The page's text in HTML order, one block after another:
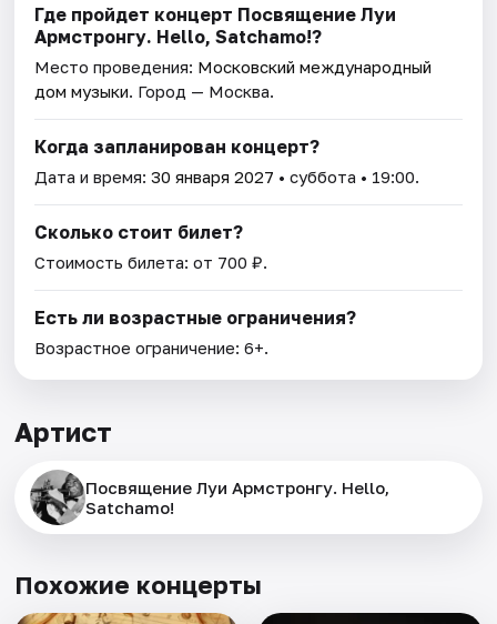
Где пройдет концерт Посвящение Луи
Армстронгу. Hello, Satchamo!?
Место проведения: Московский международный
дом музыки. Город — Москва.
Когда запланирован концерт?
Дата и время:30 января 2027 • суббота • 19:00.
Сколько стоит билет?
Стоимость билета: от 700 ₽.
Есть ли возрастные ограничения?
Возрастное ограничение: 6+.
Артист
Посвящение Луи Армстронгу. Hello,
Satchamo!
Похожие концерты